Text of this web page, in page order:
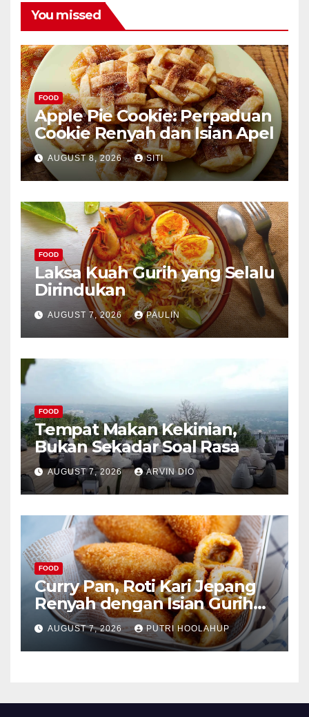
You missed
FOOD
Apple Pie Cookie: Perpaduan
Cookie Renyah dan Isian Apel
AUGUST 8, 2026 SITI
FOOD
Laksa Kuah Gurih yang Selalu
Dirindukan
AUGUST 7, 2026 PAULIN
FOOD
Tempat Makan Kekinian,
Bukan Sekadar Soal Rasa
AUGUST 7, 2026 ARVIN DIO
FOOD
Curry Pan, Roti Kari Jepang
Renyah dengan Isian Gurih
Menggoda
AUGUST 7, 2026 PUTRI HOOLAHUP